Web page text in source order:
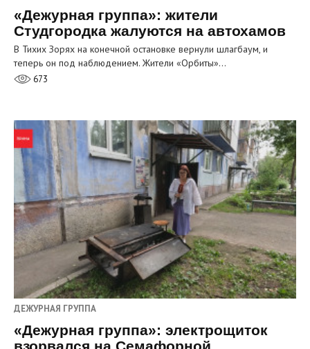
«Дежурная группа»: жители
Студгородка жалуются на автохамов
В Тихих Зорях на конечной остановке вернули шлагбаум, и
теперь он под наблюдением. Жители «Орбиты»…
673
ДЕЖУРНАЯ ГРУППА
«Дежурная группа»: электрощиток
взорвался на Семафорной